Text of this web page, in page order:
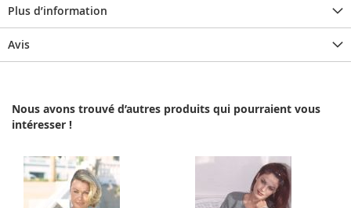
Plus d’information
Avis
Nous avons trouvé d’autres produits qui pourraient vous
intéresser !